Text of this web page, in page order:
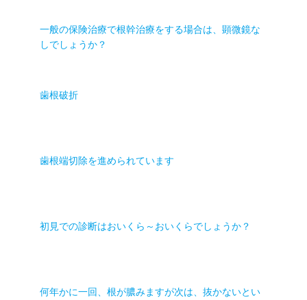
一般の保険治療で根幹治療をする場合は、顕微鏡な
しでしょうか？
歯根破折
歯根端切除を進められています
初見での診断はおいくら～おいくらでしょうか？
何年かに一回、根が膿みますが次は、抜かないとい